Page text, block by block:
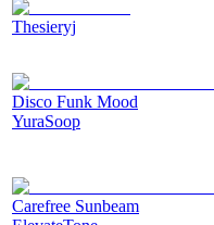
Thesieryj
Disco Funk Mood
YuraSoop
Carefree Sunbeam